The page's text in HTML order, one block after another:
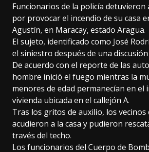
Funcionarios de la policía detuvieron
por provocar el incendio de su casa
Agustín, en Maracay, estado Aragua.
El sujeto, identificado como José
el siniestro después de una
De acuerdo con el reporte de las
hombre inició el fuego mientras la
menores de edad permanecían en el
vivienda ubicada en el callejón A.
Tras los gritos de auxilio, los vecinos
acudieron a la casa y pudieron
través del techo.
Los funcionarios del Cuerpo de